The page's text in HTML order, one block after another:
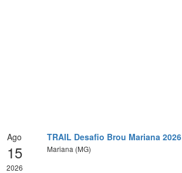
Ago
15
2026
TRAIL Desafio Brou Mariana 2026
Mariana (MG)